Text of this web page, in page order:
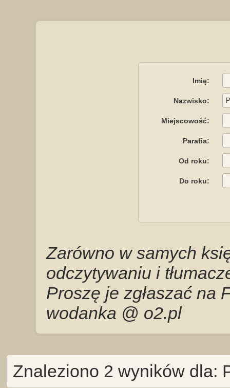
Imię:
Nazwisko:
Miejscowość:
Parafia:
Od roku:
Do roku:
Zarówno w samych
odczytywaniu i
Proszę je zgłaszać na
wodanka @ o2.pl
Znaleziono 2 wyników dla: